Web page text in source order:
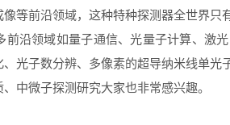
等前沿领域，这种特种探测器全世界
前沿领域如量子通信、光量子计算、激
光子数分辨、多像素的超导纳米线单
中微子探测研究大家也非常感兴趣。